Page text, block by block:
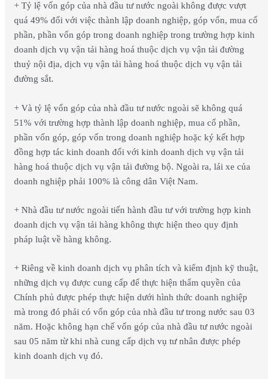
+ Tỷ lệ vốn góp của nhà đầu tư nước ngoài không được vượt
quá 49% đối với việc thành lập doanh nghiệp, góp vốn, mua cổ
phần, phần vốn góp trong doanh nghiệp trong trường hợp kinh
doanh dịch vụ vận tải hàng hoá thuộc dịch vụ vận tải đường
thuỷ nội địa, dịch vụ vận tải hàng hoá thuộc dịch vụ vận tải
đường sắt.
+ Và tỷ lệ vốn góp của nhà đầu tư nước ngoài sẽ không quá
51% với trường hợp thành lập doanh nghiệp, mua cổ phần,
phần vốn góp, góp vốn trong doanh nghiệp hoặc ký kết hợp
đồng hợp tác kinh doanh đối với kinh doanh dịch vụ vận tải
hàng hoá thuộc dịch vụ vận tải đường bộ. Ngoài ra, lái xe của
doanh nghiệp phải 100% là công dân Việt Nam.
+ Nhà đầu tư nước ngoài tiến hành đầu tư với trường hợp kinh
doanh dịch vụ vận tải hàng không thực hiện theo quy định
pháp luật về hàng không.
+ Riêng về kinh doanh dịch vụ phân tích và kiểm định kỹ thuật,
những dịch vụ được cung cấp để thực hiện thẩm quyền của
Chính phủ được phép thực hiện dưới hình thức doanh nghiệp
mà trong đó phải có vốn góp của nhà đầu tư trong nước sau 03
năm. Hoặc không hạn chế vốn góp của nhà đầu tư nước ngoài
sau 05 năm từ khi nhà cung cấp dịch vụ tư nhân được phép
kinh doanh dịch vụ đó.